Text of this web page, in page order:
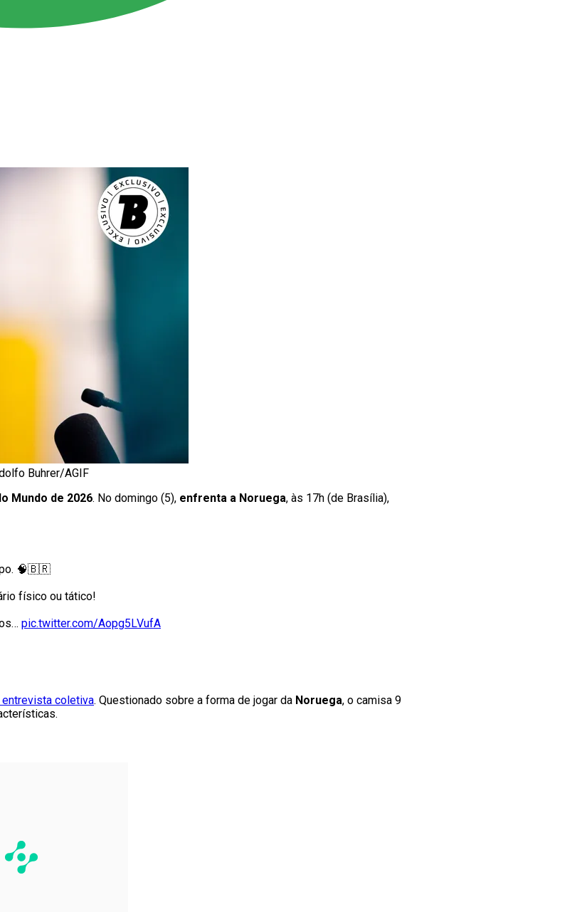
Buhrer/AGIF
Mundo de 2026. No domingo (5), enfrenta a Noruega, às 17h (de Brasília),
🧠🇧🇷
físico ou tático!
pic.twitter.com/Aopg5LVufA
coletiva. Questionado sobre a forma de jogar da Noruega, o camisa 9